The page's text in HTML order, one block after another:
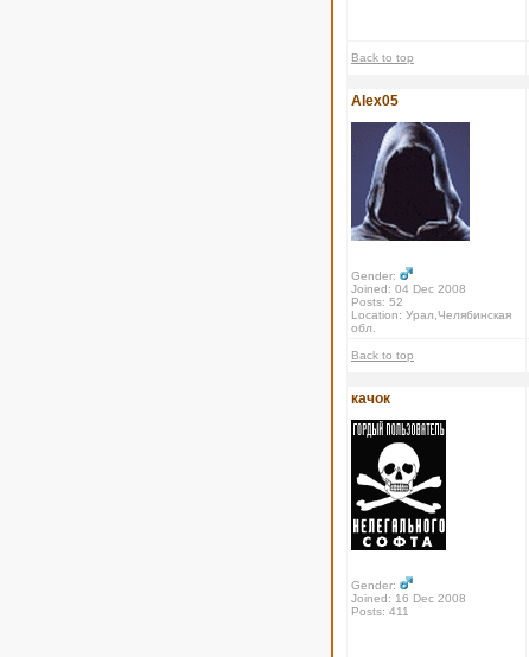
Back to top
Alex05
Gender:
Joined: 04 Dec 2008
Posts: 52
Location: Урал,Челябинская
обл.
Back to top
качок
Gender:
Joined: 16 Dec 2008
Posts: 411